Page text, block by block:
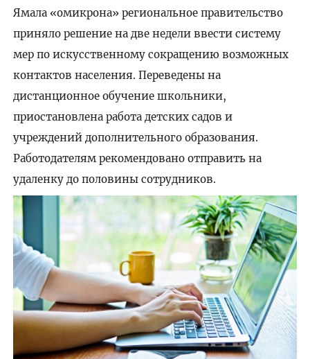
Ямала «омикрона» региональное правительство
приняло решение на две недели ввести систему
мер по искусственному сокращению возможных
контактов населения. Переведены на
дистанционное обучение школьники,
приостановлена работа детских садов и
учреждений дополнительного образования.
Работодателям рекомендовано отправить на
удаленку до половины сотрудников.